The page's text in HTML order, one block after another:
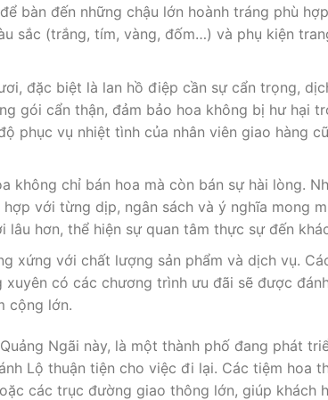
bàn đến những chậu lớn hoành tráng phù
sắc (trắng, tím, vàng, đốm…) và phụ kiện
đặc biệt là lan hồ điệp cần sự cẩn trọng,
gói cẩn thận, đảm bảo hoa không bị hư hại
phục vụ nhiệt tình của nhân viên giao hàng
không chỉ bán hoa mà còn bán sự hài lòng.
với từng dịp, ngân sách và ý nghĩa mong
hơn, thể hiện sự quan tâm thực sự đến
xứng với chất lượng sản phẩm và dịch vụ.
có các chương trình ưu đãi sẽ được
cộng lớn.
Ngãi này, là một thành phố đang phát
Lộ thuận tiện cho việc đi lại. Các tiệm hoa
các trục đường giao thông lớn, giúp khách